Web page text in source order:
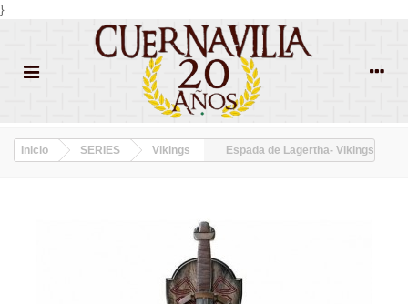
}
Inicio SERIES Vikings Espada de Lagertha- Vikings